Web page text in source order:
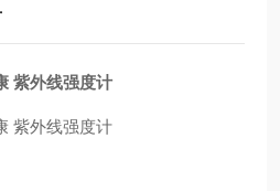
紫外线强度计
紫外线强度计